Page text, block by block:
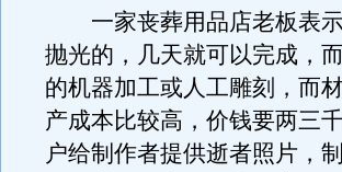
一家丧葬用品店老板表示
抛光的，几天就可以完成，
的机器加工或人工雕刻，而
产成本比较高，价钱要两三
户给制作者提供逝者照片，